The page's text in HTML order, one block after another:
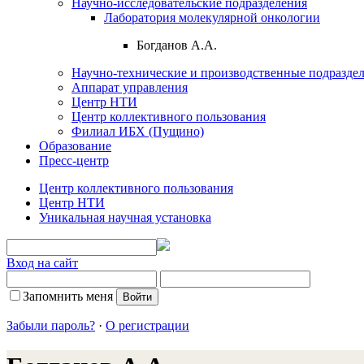
Лаборатория молекулярной онкологии
Богданов А.А.
Научно-технические и производственные
Аппарат управления
Центр НТИ
Центр коллективного пользования
Филиал ИБХ (Пущино)
Образование
Пресс-центр
Центр коллективного пользования
Центр НТИ
Уникальная научная установка
Вход на сайт
Запомнить меня
Забыли пароль? · О регистрации